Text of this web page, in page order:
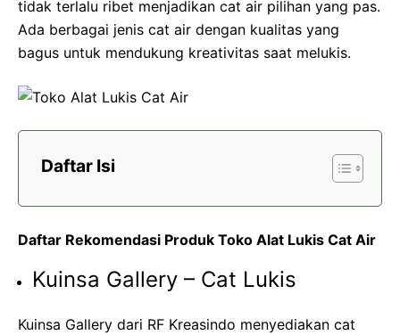
tidak terlalu ribet menjadikan cat air pilihan yang pas.
Ada berbagai jenis cat air dengan kualitas yang
bagus untuk mendukung kreativitas saat melukis.
Daftar Isi
Daftar Rekomendasi Produk Toko Alat Lukis Cat Air
Kuinsa Gallery – Cat Lukis
Kuinsa Gallery dari RF Kreasindo menyediakan cat